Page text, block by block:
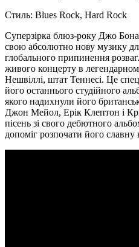
Стиль: Blues Rock, Hard Rock
Суперзірка блюз-року Джо
свою абсолютно нову музику
глобального припинення
живого концерту в
Нешвіллі, штат Теннесі. Це
його останнього студійного
якого надихнули його
Джон Мейол, Ерік Клептон і
пісень зі свого дебютного
допоміг розпочати його славну